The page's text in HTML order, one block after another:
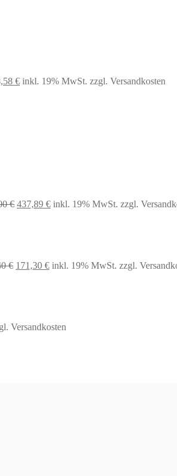
€ inkl. 19% MwSt. zzgl. Versandkosten
€ Ursprünglicher
437,89 €Aktueller
inkl. 19% MwSt. zzgl.
€ Ursprünglicher
171,30 €Aktueller
inkl. 19% MwSt. zzgl.
Versandkosten